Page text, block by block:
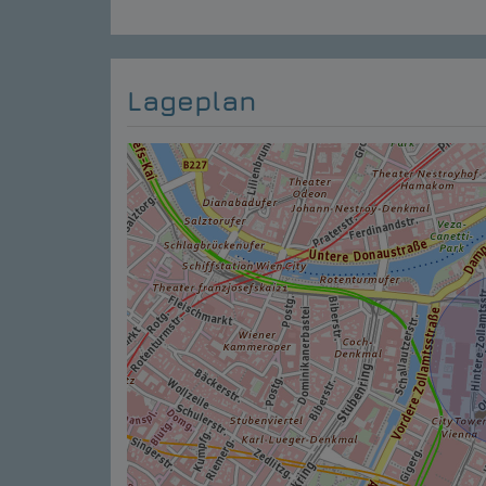
Lageplan